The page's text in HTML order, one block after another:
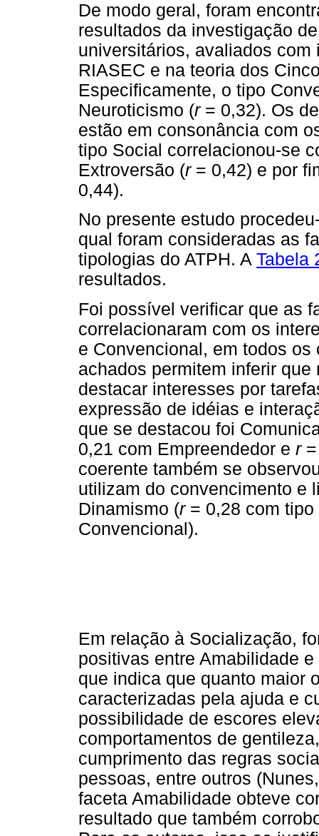
De modo geral, foram
resultados da investigação
universitários, avaliados
RIASEC e na teoria dos
Especificamente, o tipo
Neuroticismo (r= 0,32). Os
estão em consonância com
tipo Social correlacionou-se
Extroversão (r= 0,42) e por
0,44).
No presente estudo
qual foram consideradas as
tipologias do ATPH. A Tabela
resultados.
Foi possível verificar que as
correlacionaram com os
e Convencional, em todos
achados permitem inferir
destacar interesses por
expressão de idéias e
que se destacou foi
0,21 com Empreendedor e r=
coerente também se
utilizam do convencimento e
Dinamismo (r= 0,28 com
Convencional).
Em relação à Socialização,
positivas entre Amabilidade
que indica que quanto maior
caracterizadas pela ajuda e
possibilidade de escores
comportamentos de
cumprimento das regras
pessoas, entre outros
faceta Amabilidade obteve
resultado que também